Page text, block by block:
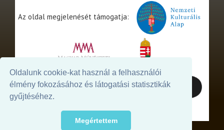
Oldalunk cookie-kat használ a felhasználói
élmény fokozásához és látogatási statisztikák
gyűjtéséhez.
Megértettem
Az oldal megjelenését támogatja: